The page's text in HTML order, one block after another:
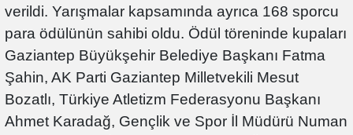
verildi. Yarışmalar kapsamında ayrıca 168 sporcu
para ödülünün sahibi oldu. Ödül töreninde kupaları
Gaziantep Büyükşehir Belediye Başkanı Fatma
Şahin, AK Parti Gaziantep Milletvekili Mesut
Bozatlı, Türkiye Atletizm Federasyonu Başkanı
Ahmet Karadağ, Gençlik ve Spor İl Müdürü Numan